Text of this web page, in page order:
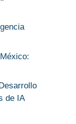
de IA